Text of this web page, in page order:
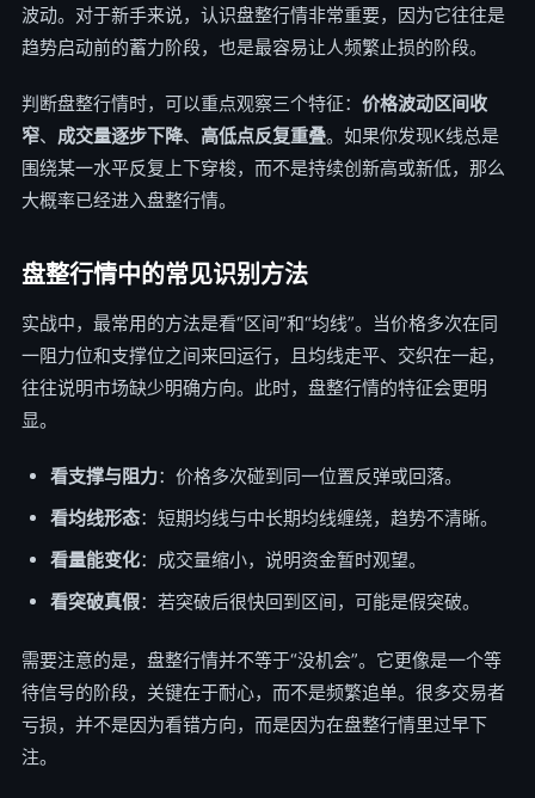
波动。对于新手来说，认识盘整行情非常重要，因为它往往是
趋势启动前的蓄力阶段，也是最容易让人频繁止损的阶段。
判断盘整行情时，可以重点观察三个特征： 价格波动区间收
窄、 成交量逐步下降、 高低点反复重叠。如果你发现K线总是
围绕某一水平反复上下穿梭，而不是持续创新高或新低，那么
大概率已经进入盘整行情。
盘整行情中的常见识别方法
实战中，最常用的方法是看“区间”和“均线”。当价格多次在同
一阻力位和支撑位之间来回运行，且均线走平、交织在一起，
往往说明市场缺少明确方向。此时，盘整行情的特征会更明
显。
看支撑与阻力：价格多次碰到同一位置反弹或回落。
看均线形态：短期均线与中长期均线缠绕，趋势不清晰。
看量能变化：成交量缩小，说明资金暂时观望。
看突破真假：若突破后很快回到区间，可能是假突破。
需要注意的是，盘整行情并不等于“没机会”。它更像是一个等
待信号的阶段，关键在于耐心，而不是频繁追单。很多交易者
亏损，并不是因为看错方向，而是因为在盘整行情里过早下
注。